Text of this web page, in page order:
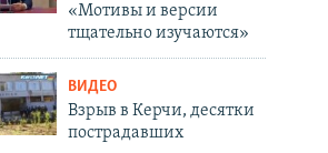
«Мотивы и версии
тщательно изучаются»
ВИДЕО
Взрыв в Керчи, десятки
пострадавших